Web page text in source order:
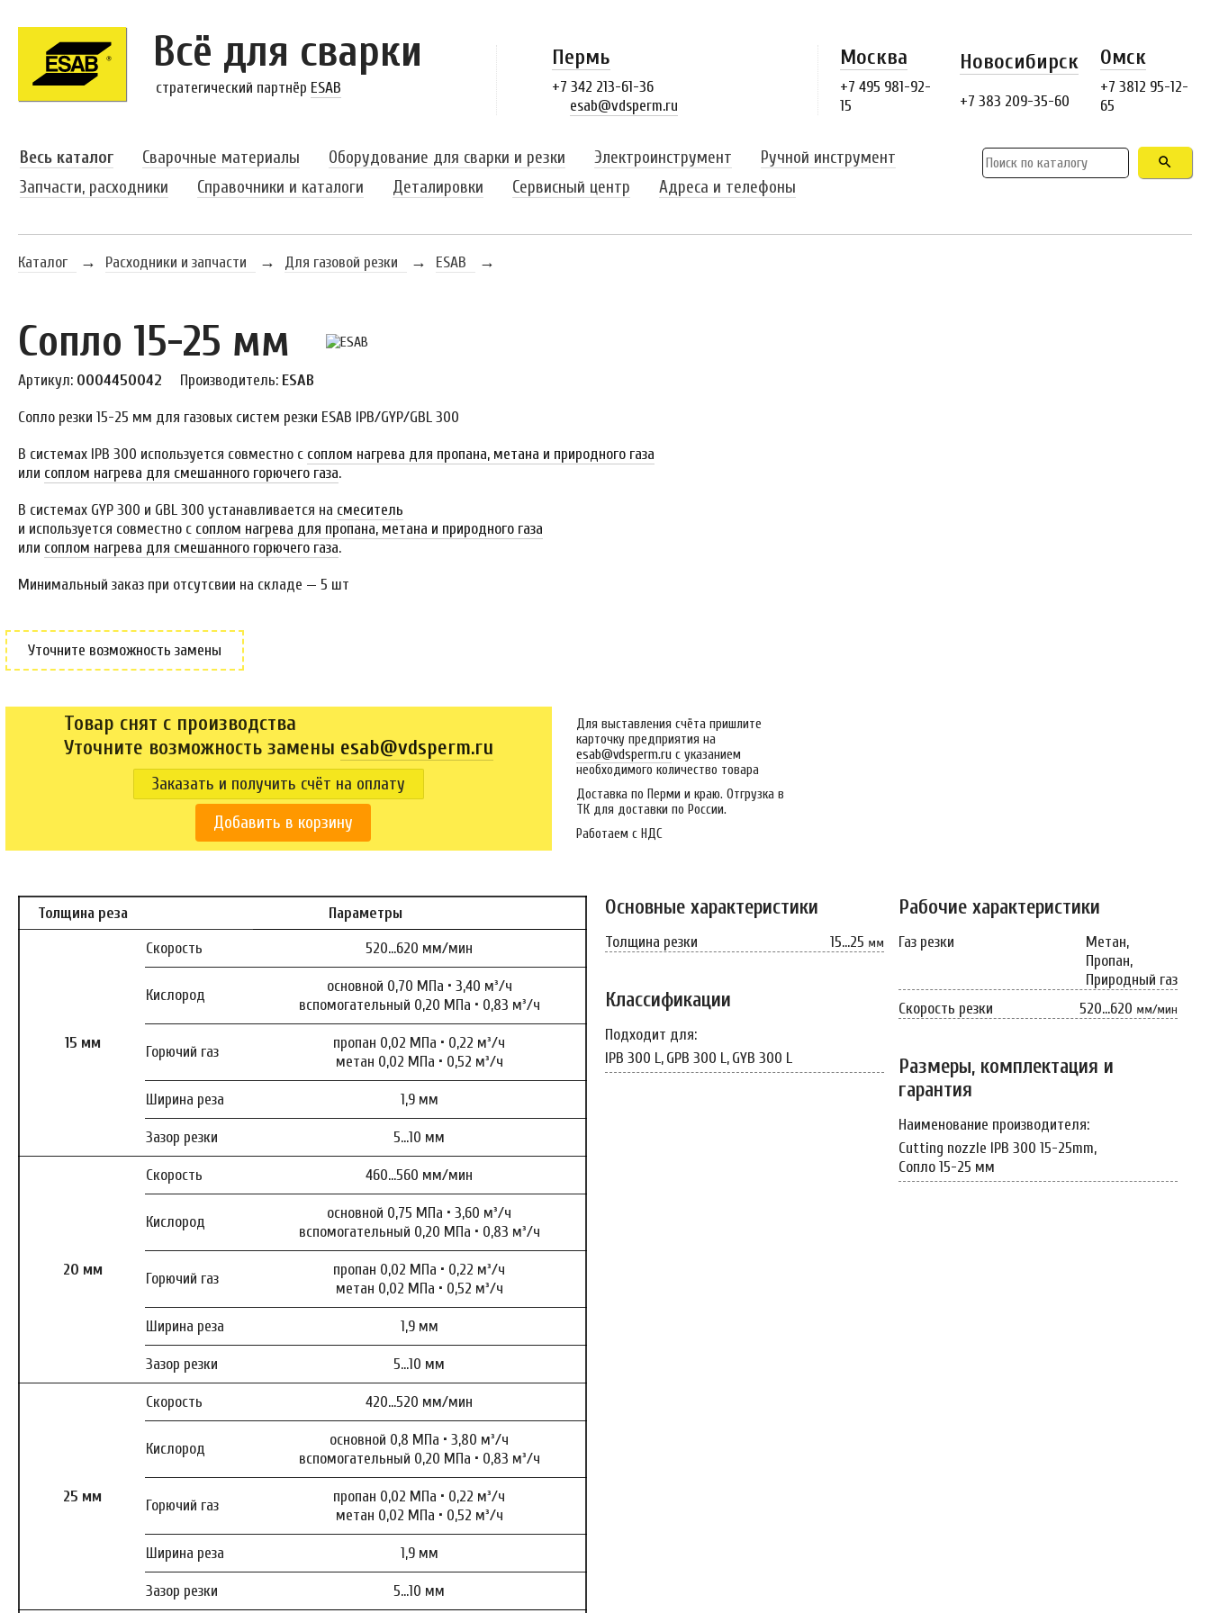
Всё для сварки
стратегический партнёр ESAB
Пермь
+7 342 213-61-36
esab@vdsperm.ru
Москва
+7 495 981-92-
15
Новосибирск
+7 383 209-35-60
Омск
+7 3812 95-12-
65
Весь каталог Сварочные материалы Оборудование для сварки и резки Электроинструмент
Ручной инструмент
Запчасти, расходники
Справочники и каталоги Деталировки Сервисный центр Адреса и телефоны
Каталог → Расходники и запчасти → Для газовой резки → ESAB →
Сопло 15-25 мм
Артикул: 0004450042 Производитель: ESAB
Сопло резки 15-25 мм для газовых систем резки ESAB IPB/GYP/GBL 300
В системах IPB 300 используется совместно с соплом нагрева для пропана, метана и природного газа
или соплом нагрева для смешанного горючего газа.
В системах GYP 300 и GBL 300 устанавливается на смеситель
и используется совместно с соплом нагрева для пропана, метана и природного газа
или соплом нагрева для смешанного горючего газа.
Минимальный заказ при отсутсвии на складе — 5 шт
Уточните возможность замены
Товар снят с производства
Уточните возможность замены esab@vdsperm.ru
Заказать и получить счёт на оплату
Добавить в корзину
Для выставления счёта пришлите
карточку предприятия на
esab@vdsperm.ru с указанием
необходимого количество товара
Доставка по Перми и краю. Отгрузка в
ТК для доставки по России.
Работаем с НДС
Толщина реза Параметры
15 мм
Скорость 520…620 мм/мин
Кислород
основной 0,70 МПа • 3,40 м³/ч
вспомогательный 0,20 МПа • 0,83 м³/ч
Горючий газ
пропан 0,02 МПа • 0,22 м³/ч
метан 0,02 МПа • 0,52 м³/ч
Ширина реза
1,9 мм
Зазор резки
5…10 мм
20 мм
Скорость 460…560 мм/мин
Кислород
основной 0,75 МПа • 3,60 м³/ч
вспомогательный 0,20 МПа • 0,83 м³/ч
Горючий газ
пропан 0,02 МПа • 0,22 м³/ч
метан 0,02 МПа • 0,52 м³/ч
Ширина реза
1,9 мм
Зазор резки
5…10 мм
25 мм
Скорость 420…520 мм/мин
Кислород
основной 0,8 МПа • 3,80 м³/ч
вспомогательный 0,20 МПа • 0,83 м³/ч
Горючий газ
пропан 0,02 МПа • 0,22 м³/ч
метан 0,02 МПа • 0,52 м³/ч
Ширина реза
1,9 мм
Зазор резки
5…10 мм
Основные характеристики
Толщина резки 15…25 мм
Классификации
Подходит для:
IPB 300 L,GPB 300 L,GYB 300 L
Рабочие характеристики
Газ резки
Метан,
Пропан,
Природный газ
Скорость резки
520…620 мм/мин
Размеры, комплектация и
гарантия
Наименование производителя:
Cutting nozzle IPB 300 15-25mm,
Сопло 15-25 мм